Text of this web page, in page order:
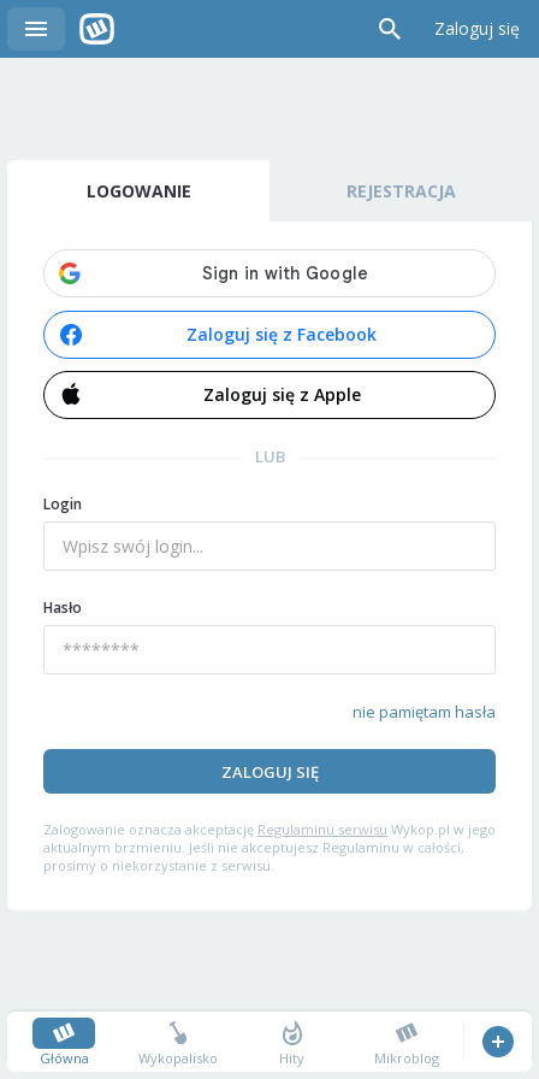
Zaloguj się
LOGOWANIE REJESTRACJA
Zaloguj się z Facebook
Zaloguj się z Apple
LUB
Login
Hasło
nie pamiętam hasła
ZALOGUJ SIĘ
Zalogowanie oznacza akceptację Regulaminu serwisu Wykop.pl w jego
aktualnym brzmieniu. Jeśli nie akceptujesz Regulaminu w całości,
prosimy o niekorzystanie z serwisu.
Główna Wykopalisko Hity Mikroblog